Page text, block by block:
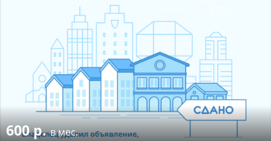
600 р.в мес.